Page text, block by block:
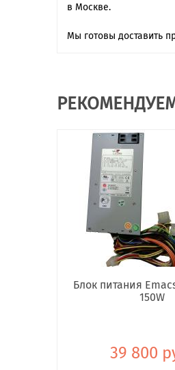
в Москве.
Мы готовы доставить
Блок питания
150W
39 800